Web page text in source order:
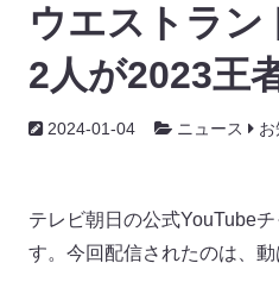
ウエストラン
2人が2023王
2024-01-04 ニュース
テレビ朝日の公式YouTube
す。今回配信されたのは、